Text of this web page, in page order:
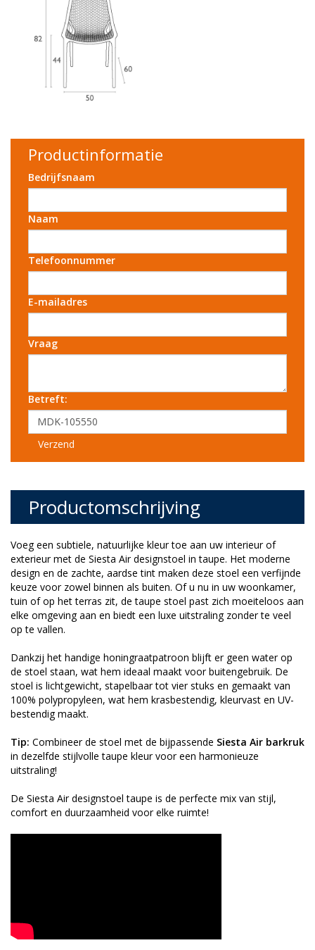
Productinformatie
Bedrijfsnaam
Naam
Telefoonnummer
E-mailadres
Vraag
Betreft:
Verzend
Productomschrijving
Voeg een subtiele, natuurlijke kleur toe aan uw interieur of
exterieur met de Siesta Air designstoel in taupe. Het moderne
design en de zachte, aardse tint maken deze stoel een verfijnde
keuze voor zowel binnen als buiten. Of u nu in uw woonkamer,
tuin of op het terras zit, de taupe stoel past zich moeiteloos aan
elke omgeving aan en biedt een luxe uitstraling zonder te veel
op te vallen.
Dankzij het handige honingraatpatroon blijft er geen water op
de stoel staan, wat hem ideaal maakt voor buitengebruik. De
stoel is lichtgewicht, stapelbaar tot vier stuks en gemaakt van
100% polypropyleen, wat hem krasbestendig, kleurvast en UV-
bestendig maakt.
Tip: Combineer de stoel met de bijpassende Siesta Air barkruk
in dezelfde stijlvolle taupe kleur voor een harmonieuze
uitstraling!
De Siesta Air designstoel taupe is de perfecte mix van stijl,
comfort en duurzaamheid voor elke ruimte!